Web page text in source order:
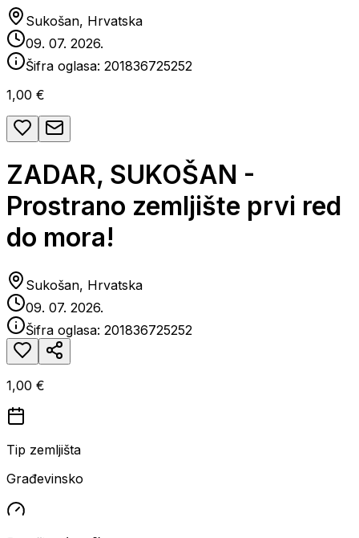
Sukošan, Hrvatska
09. 07. 2026.
Šifra oglasa: 201836725252
1,00 €
ZADAR, SUKOŠAN -
Prostrano zemljište prvi red
do mora!
Sukošan, Hrvatska
09. 07. 2026.
Šifra oglasa: 201836725252
1,00 €
Tip zemljišta
Građevinsko